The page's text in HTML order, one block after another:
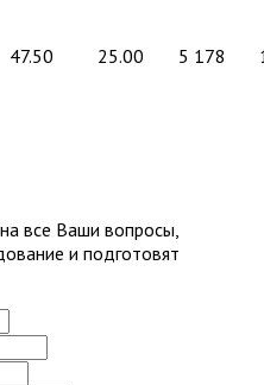
47.50 25.00 5 178
все Ваши вопросы,
и подготовят